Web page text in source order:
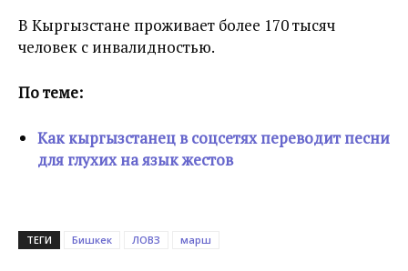
В Кыргызстане проживает более 170 тысяч
человек с инвалидностью.
По теме:
Как кыргызстанец в соцсетях переводит песни
для глухих на язык жестов
ТЕГИ Бишкек ЛОВЗ марш